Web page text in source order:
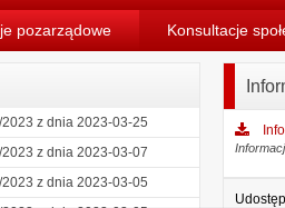
pozarządowe Konsultacje
2023 z dnia 2023-03-25
2023 z dnia 2023-03-07
2023 z dnia 2023-03-05